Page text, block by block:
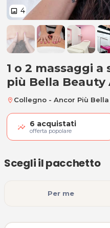
image 4
1 o 2
1 o 2 massaggi
più Bella Beauty
location_on Collegno - Ancor Più
6 acquistati
offerta popolare
Scegli il pacchetto
Per me